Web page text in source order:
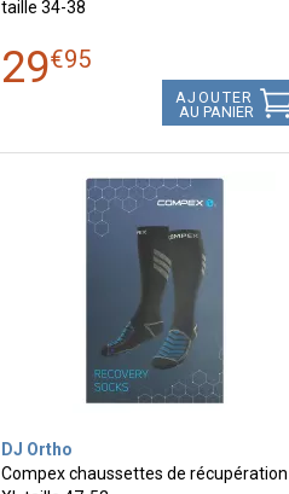
taille 34-38
29€95
AJOUTER
AU PANIER
DJ Ortho
Compex chaussettes de récupération